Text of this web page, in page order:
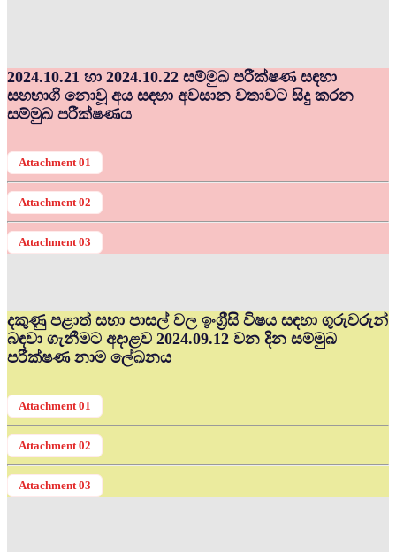
2024.10.21 හා 2024.10.22 සම්මුඛ පරීක්ෂණ සඳහා
සහභාගී නොවූ අය සඳහා අවසාන වතාවට සිදු කරන
සම්මුඛ පරීක්ෂණය
Attachment 01
Attachment 02
Attachment 03
දකුණු පළාත් සභා පාසල් වල ඉංග්‍රීසි විෂය සඳහා ගුරුවරුන්
බඳවා ගැනීමට අදාළව 2024.09.12 වන දින සම්මුඛ
පරීක්ෂණ නාම ලේඛනය
Attachment 01
Attachment 02
Attachment 03